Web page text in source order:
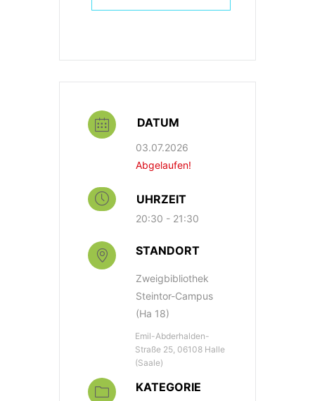
DATUM
03.07.2026
Abgelaufen!
UHRZEIT
20:30 - 21:30
STANDORT
Zweigbibliothek
Steintor-Campus
(Ha 18)
Emil-Abderhalden-
Straße 25, 06108 Halle
(Saale)
KATEGORIE